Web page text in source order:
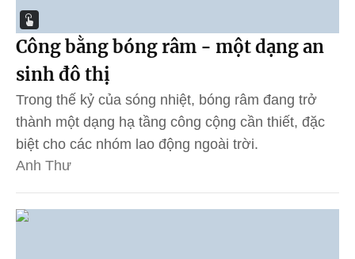
Công bằng bóng râm - một dạng an
sinh đô thị
Trong thế kỷ của sóng nhiệt, bóng râm đang trở
thành một dạng hạ tầng công cộng cần thiết, đặc
biệt cho các nhóm lao động ngoài trời.
Anh Thư